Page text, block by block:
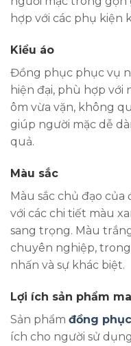
hợp với các phụ kiện
Kiểu áo
Đồng phục phục vụ
hiện đại, phù hợp với
ôm vừa vặn, không
giúp người mặc dễ
quả.
Màu sắc
Màu sắc chủ đạo
với các chi tiết màu
sang trọng. Màu
chuyên nghiệp,
nhấn và sự khác biệt.
Lợi ích sản phẩm
Sản phẩm đồng
ích cho người sử